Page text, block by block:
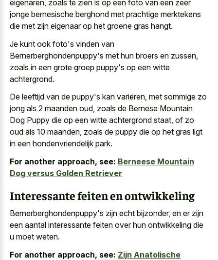
eigenaren, zoals te zien is op een foto van een zeer
jonge bernesische berghond met prachtige merktekens
die met zijn eigenaar op het groene gras hangt.
Je kunt ook foto's vinden van
Bernerberghondenpuppy's met hun broers en zussen,
zoals in een grote groep puppy's op een witte
achtergrond.
De leeftijd van de puppy's kan variëren, met sommige zo
jong als 2 maanden oud, zoals de Bernese Mountain
Dog Puppy die op een witte achtergrond staat, of zo
oud als 10 maanden, zoals de puppy die op het gras ligt
in een hondenvriendelijk park.
For another approach, see: Berneese Mountain
Dog versus Golden Retriever
Interessante feiten en ontwikkeling
Bernerberghondenpuppy's zijn echt bijzonder, en er zijn
een aantal interessante feiten over hun ontwikkeling die
u moet weten.
For another approach, see: Zijn Anatolische